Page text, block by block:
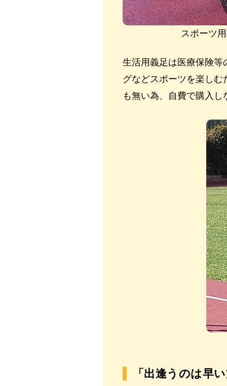
スポーツ
生活用義足は医療保険等
グなどスポーツを楽し
も無い為、自費で購入
「出逢うのは